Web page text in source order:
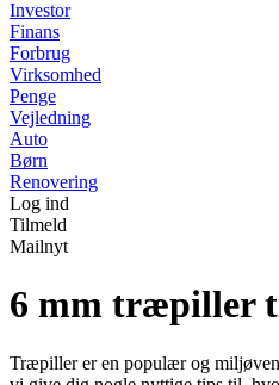
Investor
Finans
Forbrug
Virksomhed
Penge
Vejledning
Auto
Børn
Renovering
Log ind
Tilmeld
Mailnyt
6 mm træpiller
Træpiller er en populær og